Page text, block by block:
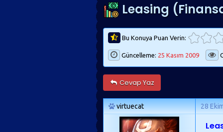
Leasing
Bu Konuya Puan Verin:
Güncelleme: 25 Kasım 2009
Cevap Yaz
virtuecat 28